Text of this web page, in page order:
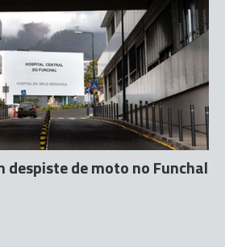
despiste de moto no Funchal